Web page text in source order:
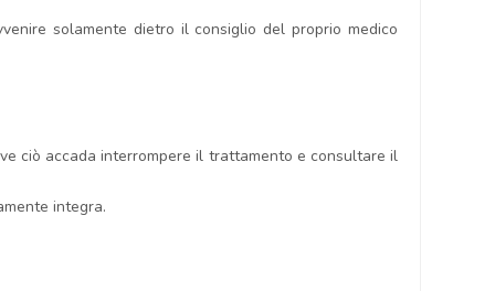
solamente dietro il consiglio del proprio medico
ciò accada interrompere il trattamento e consultare il
integra.